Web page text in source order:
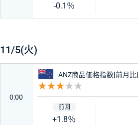
-0.1％
11/5(火)
0:00
ニュージーランド
ANZ商品価格指数[前月比]
+1.8％